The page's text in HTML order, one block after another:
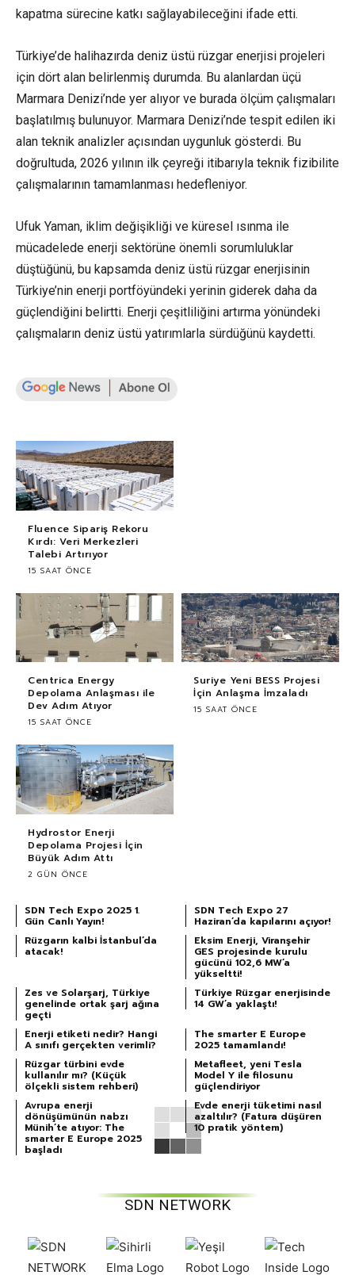
kapatma sürecine katkı sağlayabileceğini ifade etti.
Türkiye’de halihazırda deniz üstü rüzgar enerjisi projeleri
için dört alan belirlenmiş durumda. Bu alanlardan üçü
Marmara Denizi’nde yer alıyor ve burada ölçüm çalışmaları
başlatılmış bulunuyor. Marmara Denizi’nde tespit edilen iki
alan teknik analizler açısından uygunluk gösterdi. Bu
doğrultuda, 2026 yılının ilk çeyreği itibarıyla teknik fizibilite
çalışmalarının tamamlanması hedefleniyor.
Ufuk Yaman, iklim değişikliği ve küresel ısınma ile
mücadelede enerji sektörüne önemli sorumluluklar
düştüğünü, bu kapsamda deniz üstü rüzgar enerjisinin
Türkiye’nin enerji portföyündeki yerinin giderek daha da
güçlendiğini belirtti. Enerji çeşitliliğini artırma yönündeki
çalışmaların deniz üstü yatırımlarla sürdüğünü kaydetti.
Fluence Sipariş Rekoru
Kırdı: Veri Merkezleri
Talebi Artırıyor
15 SAAT ÖNCE
Centrica Energy
Depolama Anlaşması ile
Dev Adım Atıyor
15 SAAT ÖNCE
Suriye Yeni BESS Projesi
İçin Anlaşma İmzaladı
15 SAAT ÖNCE
Hydrostor Enerji
Depolama Projesi İçin
Büyük Adım Attı
2 GÜN ÖNCE
SDN Tech Expo 2025 1.
Gün Canlı Yayın!
SDN Tech Expo 27
Haziran’da kapılarını açıyor!
Rüzgarın kalbi İstanbul’da
atacak!
Eksim Enerji, Viranşehir
GES projesinde kurulu
gücünü 102,6 MW’a
yükseltti!
Zes ve Solarşarj, Türkiye
genelinde ortak şarj ağına
geçti
Türkiye Rüzgar enerjisinde
14 GW’a yaklaştı!
Enerji etiketi nedir? Hangi
A sınıfı gerçekten verimli?
The smarter E Europe
2025 tamamlandı!
Rüzgar türbini evde
kullanılır mı? (Küçük
ölçekli sistem rehberi)
Metafleet, yeni Tesla
Model Y ile filosunu
güçlendiriyor
Avrupa enerji
dönüşümünün nabzı
Münih’te atıyor: The
smarter E Europe 2025
başladı
Evde enerji tüketimi nasıl
azaltılır? (Fatura düşüren
10 pratik yöntem)
SDN NETWORK